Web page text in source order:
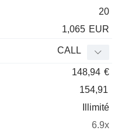
20
1,065 EUR
CALL
148,94 €
154,91
Illimité
6.9x